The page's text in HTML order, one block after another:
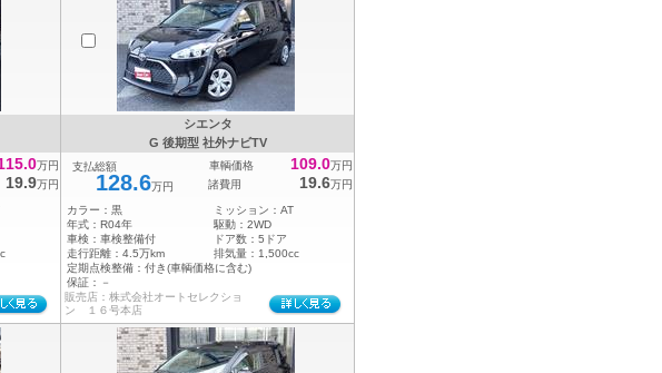
万円
19.9万円
シエンタ
G 後期型 社外ナビTV
支払総額
128.6万円
車輌価格 109.0万円
諸費用
19.6万円
カラー： 黒 ミッション： AT
年式： R04年 駆動： 2WD
車検： 車検整備付 ドア数： 5ドア
走行距離： 4.5万km 排気量： 1,500cc
定期点検整備： 付き(車輌価格に含む)
保証：
－
販売店：株式会社オートセレクショ
ン １６号本店